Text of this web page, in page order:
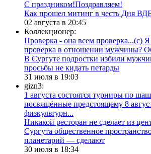
С праздником!Поздравляем!
Как прошел митинг в честь Дня
02 августа в 20:45
Коллекционер:
Проверка - она всем проверка...(с)
проверка в отношении мужчины?
В Сургуте подростки избили
просьбы не кидать петарды
31 июля в 19:03
gizn3:
1 августа состоятся турниры по
посвящённые предстоящему 8
физкультурн...
​Никакой ресторан не сделает из
Сургута общественное
планетарий — сделают
30 июля в 18:34